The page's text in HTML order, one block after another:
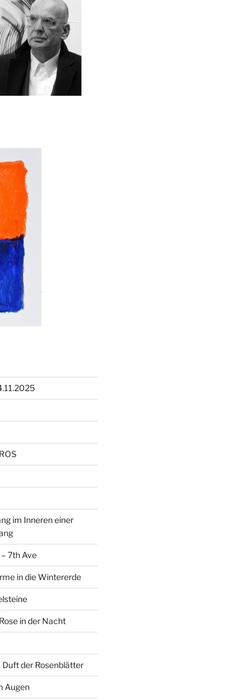
im Inneren einer
7th Ave
in die Wintererde
in der Nacht
der Rosenblätter
Augen